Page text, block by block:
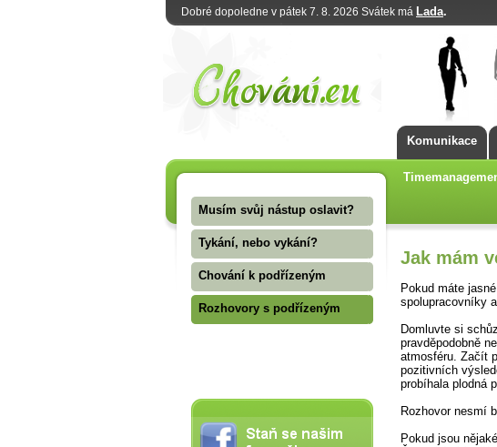
Dobré dopoledne v pátek 7. 8. 2026 Svátek má Lada.
Komunikace
Musím svůj nástup oslavit?
Tykání, nebo vykání?
Chování k podřízeným
Rozhovory s podřízeným
Jak mám
Pokud máte
spolupracovníky
Domluvte si
pravděpodobně
atmosféru. Začít
pozitivních
probíhala plodná
Rozhovor nesmí
Pokud jsou